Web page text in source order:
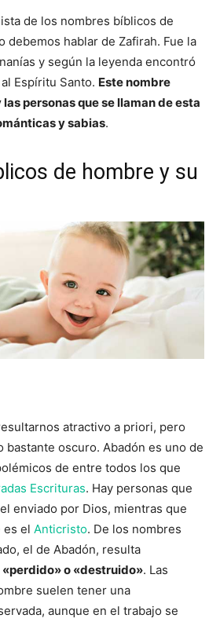
de los nombres bíblicos de
debemos hablar de Zafirah. Fue la
y según la leyenda encontró
Espíritu Santo. Este nombre
personas que se llaman de esta
y sabias.
de hombre y su
atractivo a priori, pero
bastante oscuro. Abadón es uno de
de entre todos los que
Escrituras. Hay personas que
enviado por Dios, mientras que
es el Anticristo. De los nombres
el de Abadón, resulta
o «destruido». Las
suelen tener una
aunque en el trabajo se